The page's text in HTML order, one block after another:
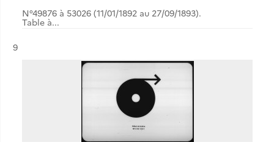
N°49876 à 53026 (11/01/1892 au 27/09/1893).
Table à...
Résultat n°
9